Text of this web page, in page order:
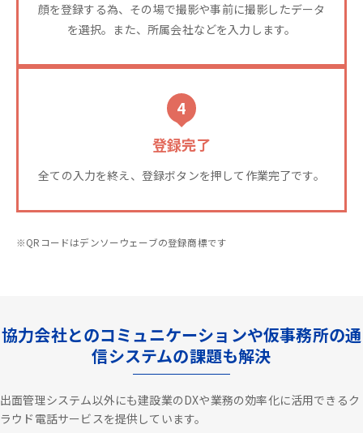
顔を登録する為、その場で撮影や事前に撮影したデータ
を選択。また、所属会社などを入力します。
4
登録完了
全ての入力を終え、登録ボタンを押して作業完了です。
※QRコードはデンソーウェーブの登録商標です
協力会社とのコミュニケーションや仮事務所の通
信システムの課題も解決
出面管理システム以外にも建設業のDXや業務の効率化に活用できるク
ラウド電話サービスを提供しています。